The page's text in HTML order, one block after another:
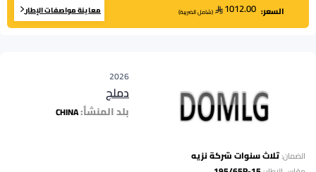
السعر: 1012.00
(شامل الضريبة) معاينة مواصفات الإطار
2026
دملج
بلد المنشأ:CHINA
الضمان:ثلاث سنوات شركة نزيه